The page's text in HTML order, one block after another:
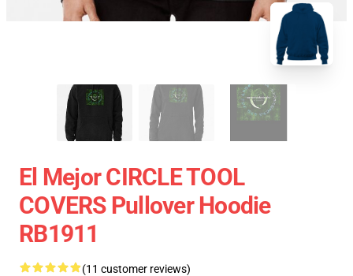
El Mejor CIRCLE TOOL
COVERS Pullover Hoodie
RB1911
(11 customer reviews)